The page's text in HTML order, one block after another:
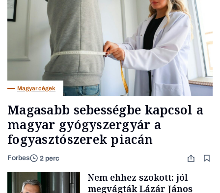
Magyar cégek
Magasabb sebességbe kapcsol a
magyar gyógyszergyár a
fogyasztószerek piacán
Forbes 2 perc
Nem ehhez szokott: jól
megvágták Lázár János